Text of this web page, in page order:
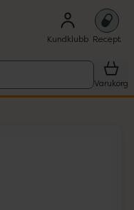
Kundklubb Recept
Varukorg